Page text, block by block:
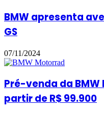
BMW apresenta
GS
07/11/2024
Pré-venda da BMW
partir de R$ 99.900